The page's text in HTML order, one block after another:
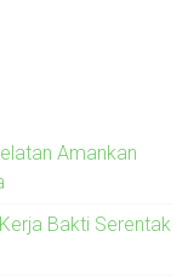
Amankan
Bakti Serentak